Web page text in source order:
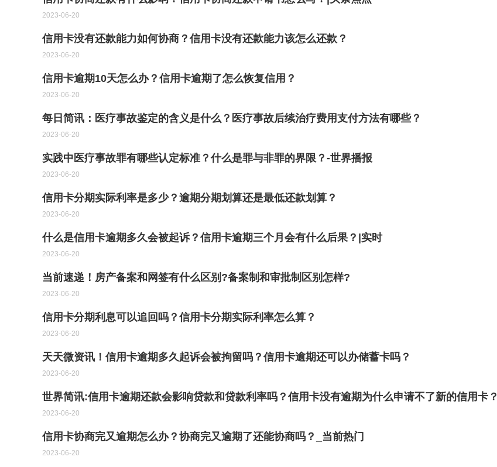
2023-06-20
信用卡没有还款能力如何协商？​信用卡没有还款能力该怎么还款？
2023-06-20
信用卡逾期10天怎么办？信用卡逾期了怎么恢复信用？
2023-06-20
每日简讯：医疗事故鉴定的含义是什么？医疗事故后续治疗费用支付方法有哪些？
2023-06-20
实践中医疗事故罪有哪些认定标准？什么是罪与非罪的界限？-世界播报
2023-06-20
信用卡分期实际利率是多少？逾期分期划算还是最低还款划算？
2023-06-20
什么是信用卡逾期多久会被起诉？信用卡逾期三个月会有什么后果？|实时
2023-06-20
当前速递！房产备案和网签有什么区别?备案制和审批制区别怎样?
2023-06-20
信用卡分期利息可以追回吗？信用卡分期实际利率怎么算？
2023-06-20
天天微资讯！信用卡逾期多久起诉会被拘留吗？信用卡逾期还可以办储蓄卡吗？
2023-06-20
世界简讯:信用卡逾期还款会影响贷款和贷款利率吗？信用卡没有逾期为什么申请不了新的信用卡？
2023-06-20
信用卡协商完又逾期怎么办？协商完又逾期了还能协商吗？_当前热门
2023-06-20